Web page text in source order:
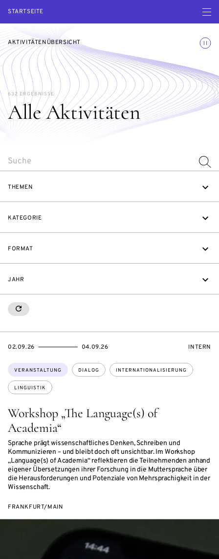
STARTSEITE Menü
AKTIVITÄTENÜBERSICHT
Alle Aktivitäten
632 ERGEBNISSE
THEMEN
KATEGORIE
FORMAT
JAHR
RESETALL
Workshop „The Language(s) of
Academia“
Sprache prägt wissenschaftliches Denken, Schreiben und
Kommunizieren – und bleibt doch oft unsichtbar. Im Workshop
„Language(s) of Academia“ reflektieren die Teilnehmenden anhand
eigener Übersetzungen ihrer Forschung in die Muttersprache über
die Herausforderungen und Potenziale von Mehrsprachigkeit in der
Wissenschaft.
Themen:
VERANSTALTUNG DIALOG INTERNATIONALISIERUNG
LINGUISTIK
EVENTBEGINSON
02.09.26
EVENTENDSON 04.09.26 INTERN
FRANKFURT/MAIN